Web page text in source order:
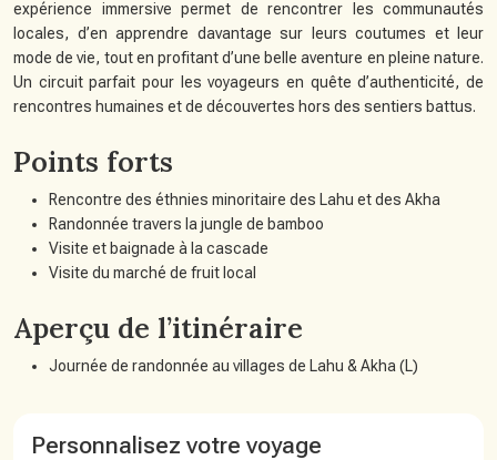
expérience immersive permet de rencontrer les communautés
locales, d’en apprendre davantage sur leurs coutumes et leur
mode de vie, tout en profitant d’une belle aventure en pleine nature.
Un circuit parfait pour les voyageurs en quête d’authenticité, de
rencontres humaines et de découvertes hors des sentiers battus.
Points forts
Rencontre des éthnies minoritaire des Lahu et des Akha
Randonnée travers la jungle de bamboo
Visite et baignade à la cascade
Visite du marché de fruit local
Aperçu de l’itinéraire
Journée de randonnée au villages de Lahu & Akha (L)
Personnalisez votre voyage